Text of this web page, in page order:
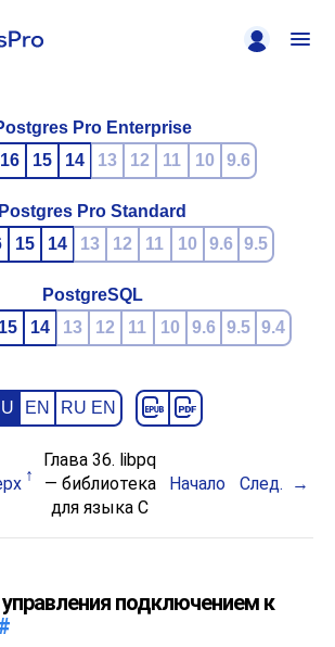
Pro Enterprise
16 15 14 13 12 11 10 9.6
Postgres Pro Standard
15 14 13 12 11 10 9.6 9.5
PostgreSQL
15 14 13 12 11 10 9.6 9.5 9.4
EN RU EN
Глава 36. libpq
— библиотека
для языка C
Начало След.
подключением к